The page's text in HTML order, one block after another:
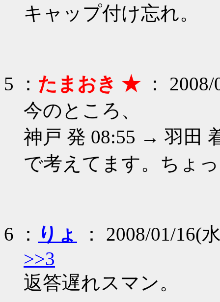
キャップ付け忘れ。
5 ： たまおき ★： 2008/
今のところ、
神戸 発 08:55 → 羽田
で考えてます。ちょ
6 ： りょ
： 2008/01/16(
>>3
返答遅れスマン。